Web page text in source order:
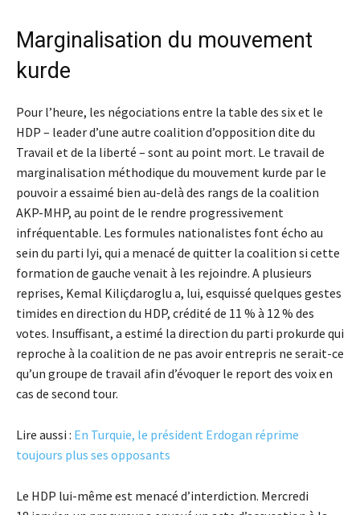
Marginalisation du mouvement
kurde
Pour l’heure, les négociations entre la table des six et le
HDP – leader d’une autre coalition d’opposition dite du
Travail et de la liberté – sont au point mort. Le travail de
marginalisation méthodique du mouvement kurde par le
pouvoir a essaimé bien au-delà des rangs de la coalition
AKP-MHP, au point de le rendre progressivement
infréquentable. Les formules nationalistes font écho au
sein du parti Iyi, qui a menacé de quitter la coalition si cette
formation de gauche venait à les rejoindre. A plusieurs
reprises, Kemal Kiliçdaroglu a, lui, esquissé quelques gestes
timides en direction du HDP, crédité de 11 % à 12 % des
votes. Insuffisant, a estimé la direction du parti prokurde qui
reproche à la coalition de ne pas avoir entrepris ne serait-ce
qu’un groupe de travail afin d’évoquer le report des voix en
cas de second tour.
Lire aussi : En Turquie, le président Erdogan réprime
toujours plus ses opposants
Le HDP lui-même est menacé d’interdiction. Mercredi